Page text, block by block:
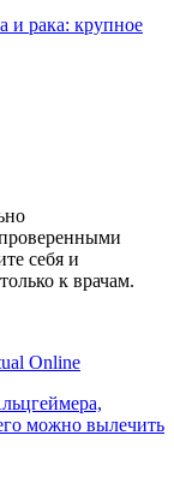
и рака: крупное
себя и
к врачам.
Online
можно вылечить